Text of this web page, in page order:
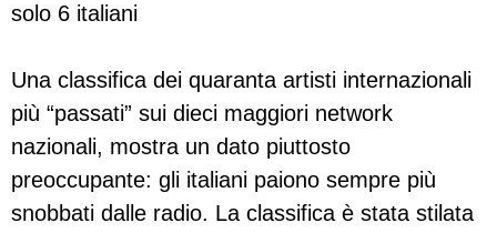
solo 6 italiani
Una classifica dei quaranta artisti internazionali
più “passati” sui dieci maggiori network
nazionali, mostra un dato piuttosto
preoccupante: gli italiani paiono sempre più
snobbati dalle radio. La classifica è stata stilata